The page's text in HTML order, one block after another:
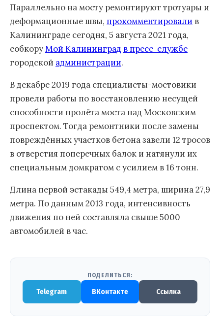
Параллельно на мосту ремонтируют тротуары и
деформационные швы, прокомментировали в
Калининграде сегодня, 5 августа 2021 года,
собкоруМой Калининград в пресс-службе
городской администрации.
В декабре 2019 года специалисты-мостовики
провели работы по восстановлению несущей
способности пролёта моста над Московским
проспектом. Тогда ремонтники после замены
повреждённых участков бетона завели 12 тросов
в отверстия поперечных балок и натянули их
специальным домкратом с усилием в 16 тонн.
Длина первой эстакады 549,4 метра, ширина 27,9
метра. По данным 2013 года, интенсивность
движения по ней составляла свыше 5000
автомобилей в час.
ПОДЕЛИТЬСЯ:
Telegram ВКонтакте Ссылка